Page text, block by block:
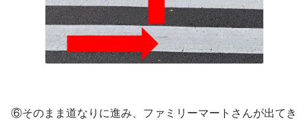
⑥そのまま道なりに進み、ファミリーマートさんが出てき